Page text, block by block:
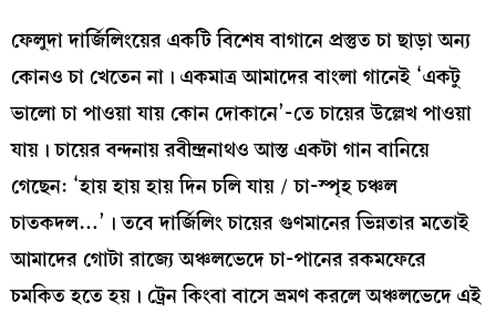
ফেলুদা দার্জিলিংয়ের একটি বিশেষ বাগানে প্রস্তুত চা ছাড়া অন্য
কোনও চা খেতেন না। একমাত্র আমাদের বাংলা গানেই ‘একটু
ভালো চা পাওয়া যায় কোন দোকানে’-তে চায়ের উল্লেখ পাওয়া
যায়। চায়ের বন্দনায় রবীন্দ্রনাথও আস্ত একটা গান বানিয়ে
গেছেন: ‘হায় হায় হায় দিন চলি যায় / চা-স্পৃহ চঞ্চল
চাতকদল…’। তবে দার্জিলিং চায়ের গুণমানের ভিন্নতার মতোই
আমাদের গোটা রাজ্যে অঞ্চলভেদে চা-পানের রকমফেরে
চমকিত হতে হয়। ট্রেন কিংবা বাসে ভ্রমণ করলে অঞ্চলভেদে এই